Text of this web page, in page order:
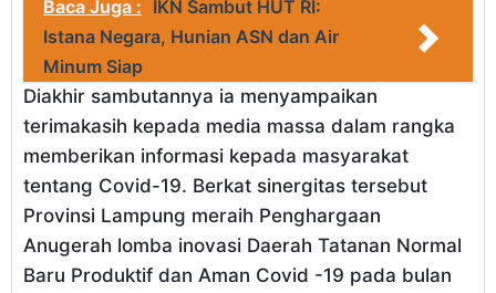
Baca Juga : IKN Sambut HUT RI:
Istana Negara, Hunian ASN dan Air
Minum Siap
Diakhir sambutannya ia menyampaikan
terimakasih kepada media massa dalam rangka
memberikan informasi kepada masyarakat
tentang Covid-19. Berkat sinergitas tersebut
Provinsi Lampung meraih Penghargaan
Anugerah lomba inovasi Daerah Tatanan Normal
Baru Produktif dan Aman Covid -19 pada bulan